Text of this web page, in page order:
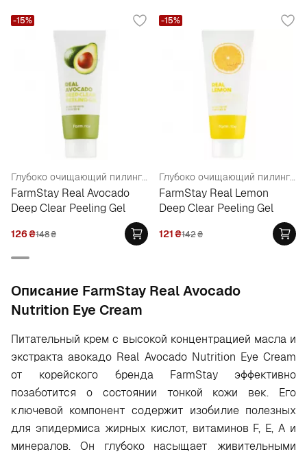
Глубоко очищающий пилинг-гель для лица с экстрактом авокадо
FarmStay Real Avocado
Deep Clear Peeling Gel
126₴148₴
-15%
Глубоко очищающий пилинг-гель для лица
FarmStay Real Lemon
Deep Clear Peeling Gel
121₴142₴
-15%
Oписание FarmStay Real Avocado
Nutrition Eye Cream
Питательный крем с высокой концентрацией масла и
экстракта авокадо Real Avocado Nutrition Eye Cream
от корейского бренда FarmStay эффективно
позаботится о состоянии тонкой кожи век. Его
ключевой компонент содержит изобилие полезных
для эпидермиса жирных кислот, витаминов F, E, A и
минералов. Он глубоко насыщает живительными